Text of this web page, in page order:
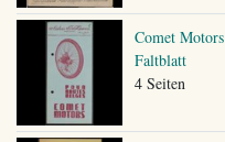
Comet Motors
Faltblatt
4 Seiten